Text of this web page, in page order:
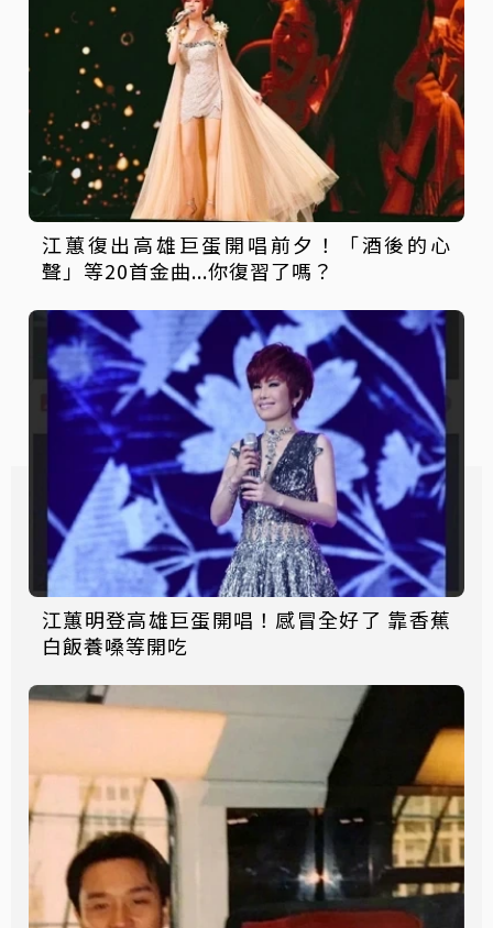
江蕙復出高雄巨蛋開唱前夕！「酒後的心
聲」等20首金曲...你復習了嗎？
江蕙明登高雄巨蛋開唱！感冒全好了 靠香蕉
白飯養嗓等開吃